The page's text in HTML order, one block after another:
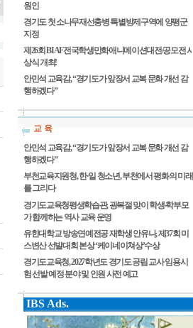
원인
경기도 첫 소나무재선충병 특별방제구역에 양평군
지정
제26회 BIAF전국학생만화애니메이션대전/공모전 시
상식 개최!
안민석 교육감, “경기도가 앞장서 교복 문화 개선 감
행하겠다”
교 육
안민석 교육감, “경기도가 앞장서 교복 문화 개선 감
행하겠다”
부천교육지원청, 한·일 청소년, 부천에서 평화의 미래
를 그리다
경기도교육청평생학습관, 광복절 맞이 학생‧학부모
가 함께하는 역사 교육 운영
유한대학교 방송연예전공 재학생 안유나, 제37회 미
스변산 선발대회 본상 ‘케이네이쳐상’수상
경기도교육청, 2027학년도 경기도 공립 교사 임용시
험 선발 예정 분야 및 인원 사전 예고